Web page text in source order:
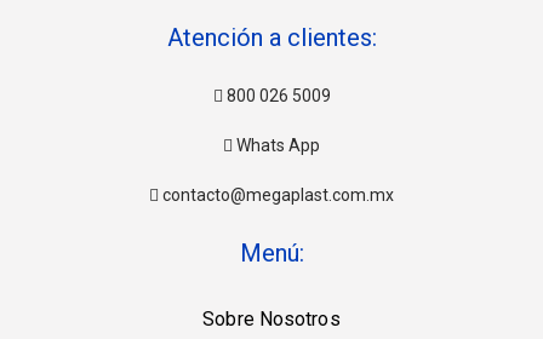
Atención a clientes:
800 026 5009
Whats App
contacto@megaplast.com.mx
Menú:
Sobre Nosotros